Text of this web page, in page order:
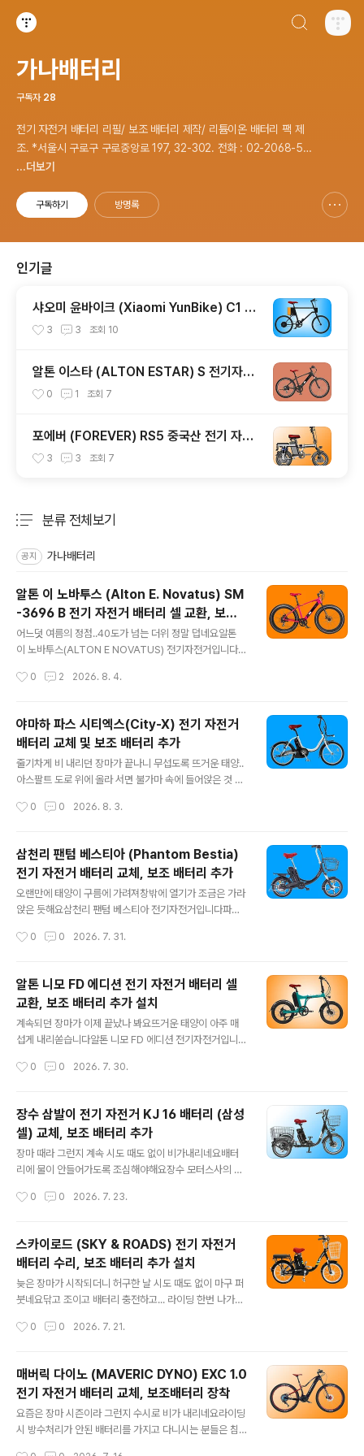
가나배터리
구독자 28
전기 자전거 배터리 리필/ 보조 배터리 제작/ 리튬이온 배터리 팩 제
조. *서울시 구로구 구로중앙로 197, 32-302. 전화 : 02-2068-53
37, 문자 : 010-8940-9208
...더보기
구독하기 방명록
인기글
샤오미 윤바이크 (Xiaomi YunBike) C1 전
기자전거 배터리 재생, 보조 배터리 추가
3 3 조회 10
알톤 이스타 (ALTON ESTAR) S 전기자전
거 배터리 셀 교체 및 보조배터리 추가
0 1 조회 7
포에버 (FOREVER) RS5 중국산 전기 자전
거 배터리 셀 교환
3 3 조회 7
분류 전체보기
공지 가나배터리
알톤 이 노바투스 (Alton E. Novatus) SM
-3696 B 전기 자전거 배터리 셀 교환, 보조
배터리 추가
어느덧 여름의 정점..40도가 넘는 더위 정말 덥네요​알톤
이 노바투스(ALTON E NOVATUS) 전기자전거입니다​휠
는 전압이 36V에 용량이 250W입니다배터리는 삼성 셀
없어도 될 것 같구요자전거 도로도 주행이 가능할 것 같습
니다​배터리가 수명을 다해 보내오셨는데요일반적인 알톤
자전거와 같이 SM3696-B가 장착됩니다​배터리는 하부
프레임에 매립형으로 장착됩니다​분리된 배터리 모습이구
요​KC 안전 인증을 획득한 합법적인 배터리구요모델명은
와 같이 꽤 많습니다​2016년 형 스트롤, 시티, 이 노바투스
0 2 2026. 8. 4.
야마하 파스 시티엑스(City-X) 전기 자전거
배터리 교체 및 보조 배터리 추가
줄기차게 비 내리던 장마가 끝나니 무섭도록 뜨거운 태양..
아스팔트 도로 위에 올라 서면 불가마 속에 들어앉은 것 같
요​야마하 시티엑스 전기자전거입니다​휠이 20인치로 비교
들도 이용이 큰 불편 없이 이용할 수 있을 것으로 예상되며
모터는 24V에 240W로 소비전류가 낮아장거리 주행 대
비 가성비가 뛰어난 디자인인 것 같아요​최대 속도는 약 23
Km로국내 안전 규정에도 부합되구요1회 충전으로 약 42
Km 주행이 가능하다고 합니다실제는 엄청 더 많이 나오
도로도 이용할 수 있겠네요​배터리에 대한 투자비만 따진다
0 0 2026. 8. 3.
삼천리 팬텀 베스티아 (Phantom Bestia)
전기 자전거 배터리 교체, 보조 배터리 추가
오랜만에 태양이 구름에 가려져창밖에 열기가 조금은 가라
앉은 듯해요​삼천리 팬텀 베스티아 전기자전거입니다파스,
속도는 24Km/h로 제어되며 안장이 낮아 여성들이나 노약
50W로자전거도로 주행은 불가능합니다등판이 가능한 최
대 각도는 약 6° (약 10%)라 표기되었구요100m 주행하
는데 높이 10m 올라가는 경사입니다...정직하죠?묻지 마
직구 자전거들은 쇼핑몰에 25°~ 30°로 표시해놓고 사기
판매하고 있죠?절대 속으시면 안 됩니다^^​한번 충전 후 최
로는 약 60Km 정도 예상하시면 될 것 같구요원동기 면허
0 0 2026. 7. 31.
알톤 니모 FD 에디션 전기 자전거 배터리 셀
교환, 보조 배터리 추가 설치
계속되던 장마가 이제 끝났나 봐요뜨거운 태양이 아주 매
섭게 내리쏟습니다​알톤 니모 FD 에디션 전기자전거입니다​
21.59Kg로 가벼운 편이라 여성 및 노약자들도 이용이 가
도 25Km/h,자전거도로 주행 자격은 있어요단 원동기 면
허증은 필요할 것 같아요​충전 후 주행 가능 거리는13.4A
배터리 용량의 배터리를 장착하고파스로 1단으로 평지 주
행 시 약 90~100Km 라고 합니다만실제 주행 시 약 60~
70Km 예상하시면 되겠네요 ​그러나,충전 횟수가 많아지면
면배터리가 수명을 다한 것이므로 점검 후 교체를 해야 합
0 0 2026. 7. 30.
장수 삼발이 전기 자전거 KJ 16 배터리 (삼성
셀) 교체, 보조 배터리 추가
장마 때라 그런지 계속 시도 때도 없이 비가내리네요배터
리에 물이 안들어가도록 조심해야해요​장수 모터스사의 장
용량은 350W배터리는 10Ah, 20Ah 등 여러 가지 옵션
속도는 시속 25Km/h로 제어되구요​앞바퀴는 20인치 뒷
바퀴는 16인치이며10Ah의 기본 배터리 장착 후쓰로틀로
는 40Km를,파스로는 80Km 주행이 가능하다고 합니다
물론 최상의 도로 와 기후 조건에몸무게가 그리 많지 않은
사람 기준이겠죠?​운행에 면허증은 필요합니다한 분께서
검 후 셀 교체해 드렸어요​KJ16은 세발 전기자전거는 싵포
0 0 2026. 7. 23.
스카이로드 (SKY & ROADS) 전기 자전거
배터리 수리, 보조 배터리 추가 설치
늦은 장마가 시작되더니 허구한 날 시도 때도 없이 마구 퍼
붓네요닦고 조이고 배터리 충전하고... 라이딩 한번 나가려
기 자전거입니다 스카이앤로즈로 부르기도 합니다​20인치
요​파스 및 쓰로틀 겸용으로 최고 속도는 25Km/h로 제어
되고요한번 충전으로 35 ~ 45Km 주행이 가능하다고 합
니다안장이 낮아 여성 및 노약자 분들도 이용이 가능할 것
같아요​계기판 전원은 들어오는데 주행거리가 너무 짧아요
0 0 2026. 7. 21.
매버릭 다이노 (MAVERIC DYNO) EXC 1.0
전기 자전거 배터리 교체, 보조배터리 장착
요즘은 장마 시즌이라 그런지 수시로 비가 내리네요라이딩
시 방수처리가 안된 배터리를 가지고 다니시는 분들은 침